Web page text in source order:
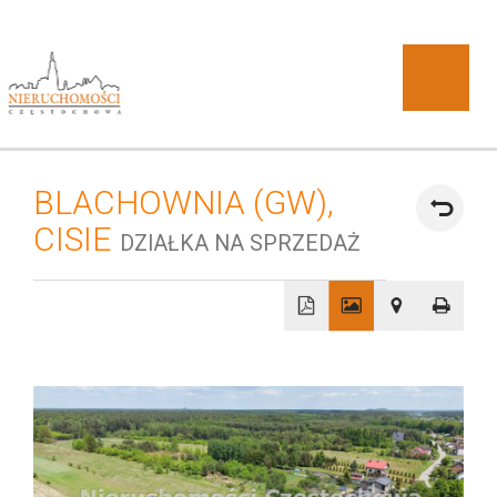
firmie
BLACHOWNIA (GW),
CISIE DZIAŁKA NA SPRZEDAŻ
−